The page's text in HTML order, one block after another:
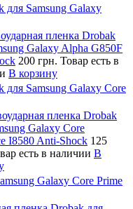
для Samsung Galaxy
пленка Drobak
Galaxy Alpha G850F
200 грн. Товар есть в
В корзину
для Samsung Galaxy Core
пленка Drobak
Galaxy Core
I8580 Anti-Shock 125
есть в наличии В
Galaxy Core Prime